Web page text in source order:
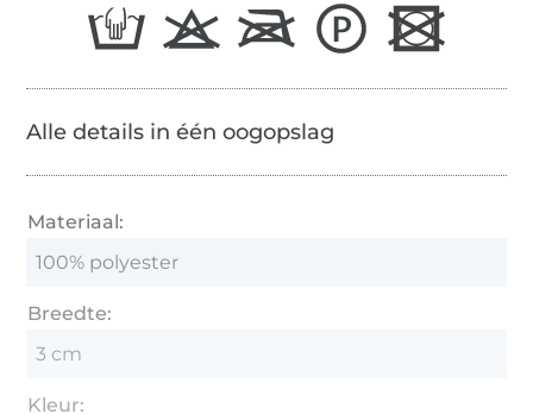
Alle details in één oogopslag
Materiaal:
100% polyester
Breedte:
3 cm
Kleur: